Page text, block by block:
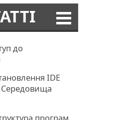
до
IDE
Середовища